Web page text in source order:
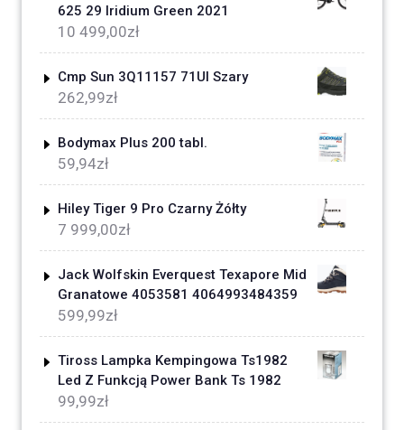
625 29 Iridium Green 2021
10 499,00zł
Cmp Sun 3Q11157 71Ul Szary
262,99zł
Bodymax Plus 200 tabl.
59,94zł
Hiley Tiger 9 Pro Czarny Żółty
7 999,00zł
Jack Wolfskin Everquest Texapore Mid
Granatowe 4053581 4064993484359
599,99zł
Tiross Lampka Kempingowa Ts1982
Led Z Funkcją Power Bank Ts 1982
99,99zł